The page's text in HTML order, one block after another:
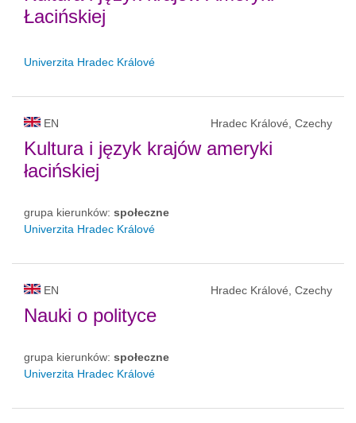
Łacińskiej
Univerzita Hradec Králové
EN Hradec Králové, Czechy
Kultura i język krajów ameryki
łacińskiej
grupa kierunków: społeczne
Univerzita Hradec Králové
EN Hradec Králové, Czechy
Nauki o polityce
grupa kierunków: społeczne
Univerzita Hradec Králové